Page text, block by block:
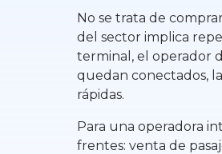
No se trata de
del sector implica
terminal, el operador
quedan conectados,
rápidas.
Para una operadora
frentes: venta de